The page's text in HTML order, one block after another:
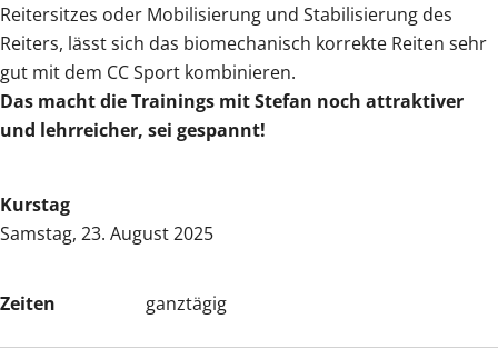
Reitersitzes oder Mobilisierung und Stabilisierung des
Reiters, lässt sich das biomechanisch korrekte Reiten sehr
gut mit dem CC Sport kombinieren.
Das macht die Trainings mit Stefan noch attraktiver
und lehrreicher, sei gespannt!
Kurstag
Samstag, 23. August 2025
Zeiten ganztägig